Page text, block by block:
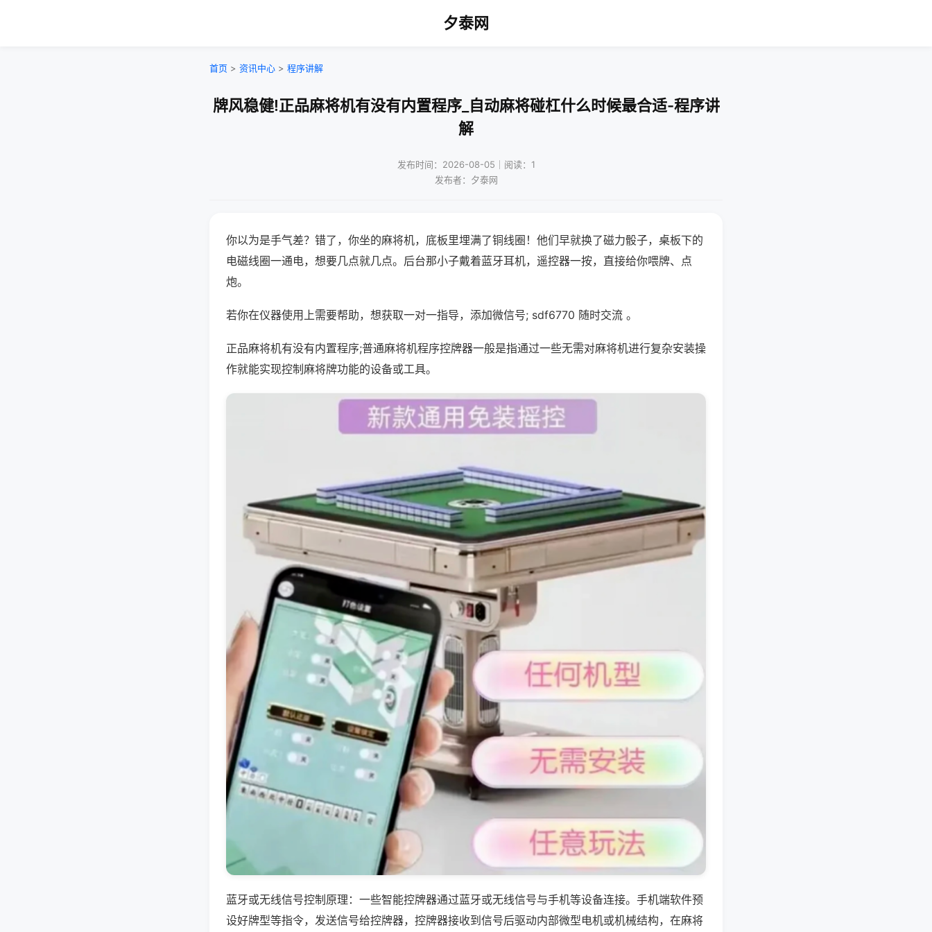
夕泰网
首页 > 资讯中心 > 程序讲解
牌风稳健!正品麻将机有没有内置程序_自动麻将碰杠什么时候最合适-程序讲
解
发布时间：2026-08-05｜阅读：1
发布者：夕泰网
你以为是手气差？错了，你坐的麻将机，底板里埋满了铜线圈！他们早就换了磁力骰子，桌板下的
电磁线圈一通电，想要几点就几点。后台那小子戴着蓝牙耳机，遥控器一按，直接给你喂牌、点
炮。
若你在仪器使用上需要帮助，想获取一对一指导，添加微信号; sdf6770 随时交流 。
正品麻将机有没有内置程序;普通麻将机程序控牌器一般是指通过一些无需对麻将机进行复杂安装操
作就能实现控制麻将牌功能的设备或工具。
蓝牙或无线信号控制原理：一些智能控牌器通过蓝牙或无线信号与手机等设备连接。手机端软件预
设好牌型等指令，发送信号给控牌器，控牌器接收到信号后驱动内部微型电机或机械结构，在麻将